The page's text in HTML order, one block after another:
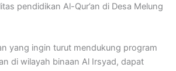
pendidikan Al-Qur’an di Desa Melung
yang ingin turut mendukung program
di wilayah binaan Al Irsyad, dapat